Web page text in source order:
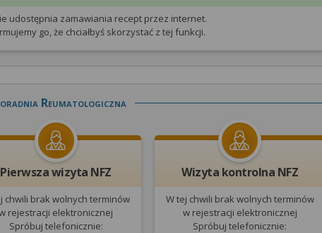
udostępnia zamawiania recept przez internet.
go, że chciałbyś skorzystać z tej funkcji.
Reumatologiczna
Pierwsza wizyta NFZ
chwili brak wolnych terminów
rejestracji elektronicznej
Spróbuj telefonicznie:
Wizyta kontrolna NFZ
W tej chwili brak wolnych terminów
w rejestracji elektronicznej
Spróbuj telefonicznie: